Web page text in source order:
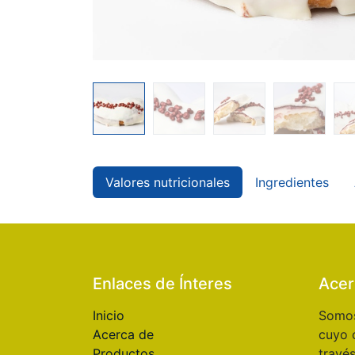
Valores nutricionales Ingredientes
Enlaces de Ínteres
Inicio
Acerca de
cuyo